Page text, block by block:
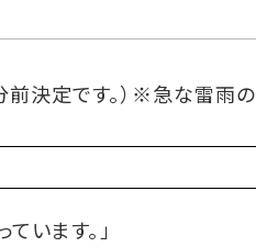
決定です。）※急な雷雨の
います。」